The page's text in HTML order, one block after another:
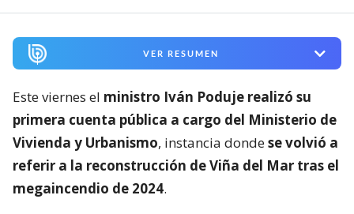
VER RESUMEN
Este viernes el ministro Iván Poduje realizó su
primera cuenta pública a cargo del Ministerio de
Vivienda y Urbanismo, instancia dondese volvió a
referir a la reconstrucción de Viña del Mar tras el
megaincendio de 2024.